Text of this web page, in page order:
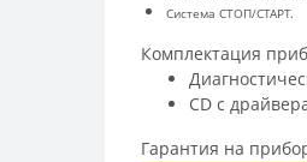
Система СТОП/СТАРТ.
Комплектация
CD c
Гарантия на